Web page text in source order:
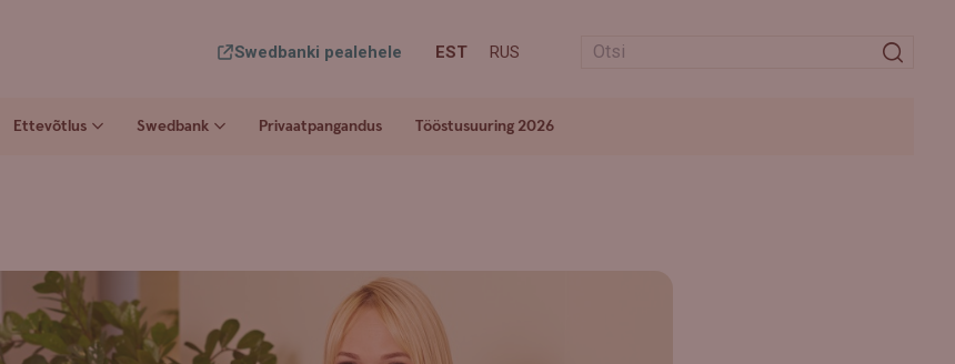
Swedbanki pealehele EST RUS
Ettevõtlus Swedbank Privaatpangandus Tööstusuuring 2026